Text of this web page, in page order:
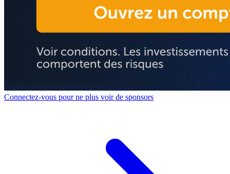
Connectez-vous pour ne plus voir de sponsors